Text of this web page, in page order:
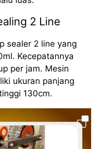
2 Line
sealer 2 line yang
Kecepatannya
per jam. Mesin
ukuran panjang
130cm.